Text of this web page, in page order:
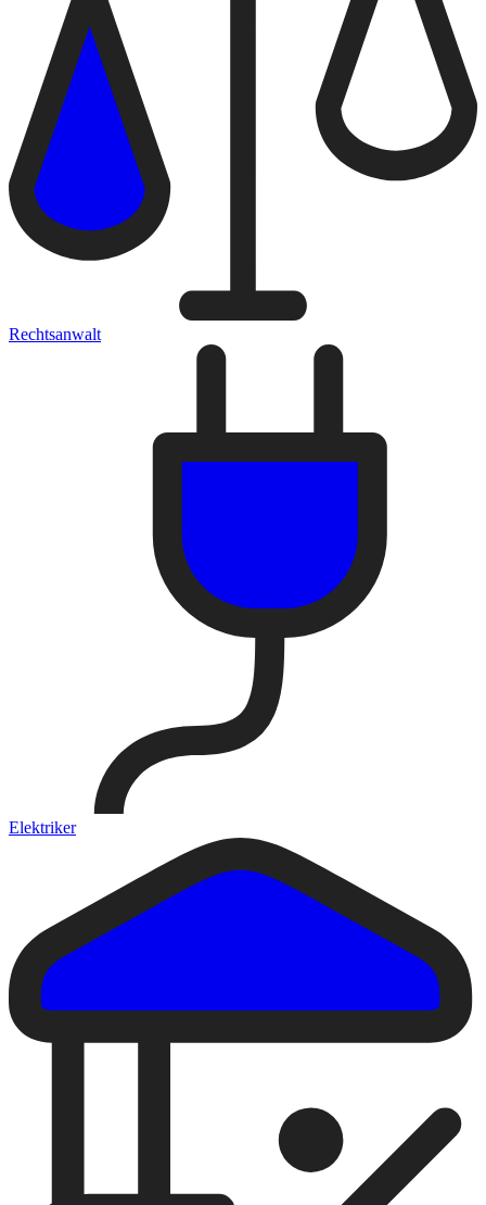
Rechtsanwalt
Elektriker